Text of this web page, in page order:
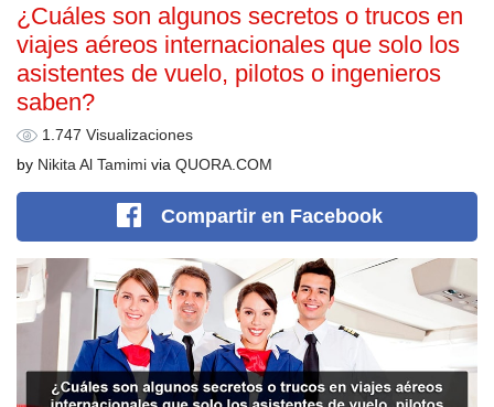
¿Cuáles son algunos secretos o trucos en
viajes aéreos internacionales que solo los
asistentes de vuelo, pilotos o ingenieros
saben?
1.747 Visualizaciones
by Nikita Al Tamimi via QUORA.COM
Compartir en Facebook